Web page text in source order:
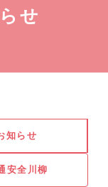
せ
知らせ
安全川柳